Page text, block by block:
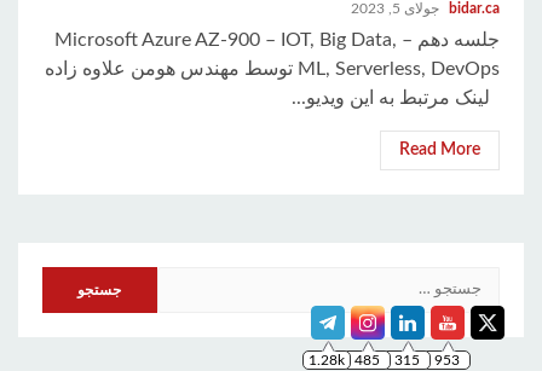
bidar.ca جولای 5, 2023
جلسه دهم – Microsoft Azure AZ-900 – IOT, Big Data,
ML, Serverless, DevOps توسط مهندس هومن علاوه زاده
لینک مرتبط به این ویدیو...
Read More
برای: